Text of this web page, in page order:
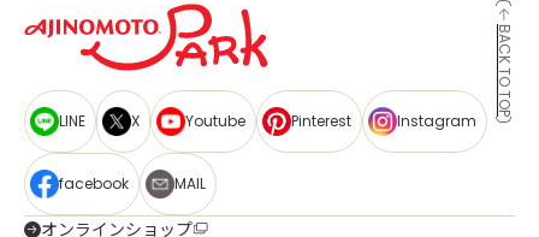
BACK TO TOP
LINE X Youtube Pinterest Instagram
facebook MAIL
オンラインショップ